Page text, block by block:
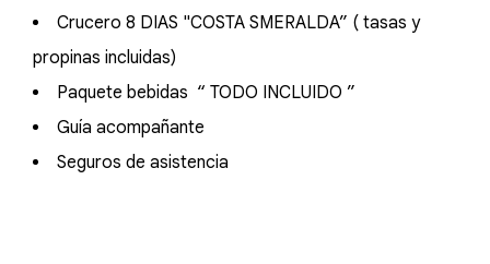
Crucero 8 DIAS "COSTA SMERALDA” ( tasas y
propinas incluidas)
Paquete bebidas “ TODO INCLUIDO ”
Guía acompañante
Seguros de asistencia